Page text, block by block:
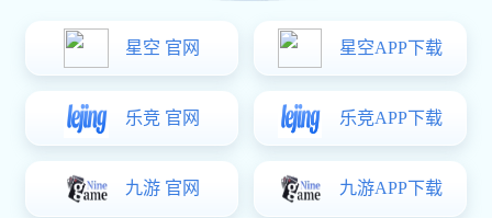
智能控制 狗子28:模块化结构